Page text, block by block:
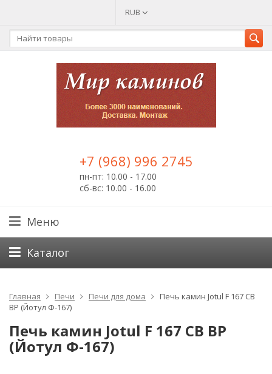
RUB
+7 (968) 996 2745
пн-пт: 10.00 - 17.00
сб-вс: 10.00 - 16.00
Меню
Каталог
Главная Печи Печи для дома
Печь камин Jotul F 167 CB
BP (Йотул Ф-167)
Печь камин Jotul F 167 CB BP
(Йотул Ф-167)